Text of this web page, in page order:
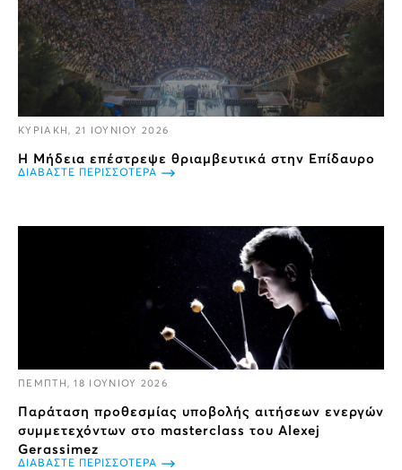
ΚΥΡΙΑΚΗ, 21 ΙΟΥΝΙΟΥ 2026
Η Μήδεια επέστρεψε θριαμβευτικά στην Επίδαυρο
ΔΙΑΒΑΣΤΕ ΠΕΡΙΣΣΟΤΕΡΑ
ΠΕΜΠΤΗ, 18 ΙΟΥΝΙΟΥ 2026
Παράταση προθεσμίας υποβολής αιτήσεων ενεργών
συμμετεχόντων στο masterclass του Alexej
Gerassimez
ΔΙΑΒΑΣΤΕ ΠΕΡΙΣΣΟΤΕΡΑ